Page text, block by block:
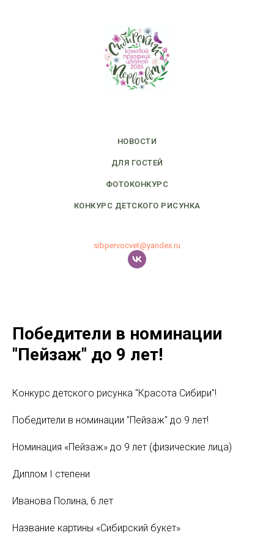
НОВОСТИ
ДЛЯ ГОСТЕЙ
ФОТОКОНКУРС
КОНКУРС ДЕТСКОГО РИСУНКА
sibpervocvet@yandex.ru
Победители в номинации
"Пейзаж" до 9 лет!
Конкурс детского рисунка "Красота Сибири"!
Победители в номинации "Пейзаж" до 9 лет!
Номинация «Пейзаж» до 9 лет (физические лица)
Диплом I степени
Иванова Полина, 6 лет
Название картины «Сибирский букет»